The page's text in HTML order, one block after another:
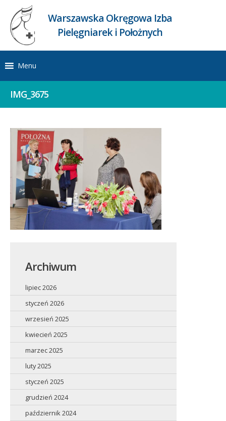
Warszawska Okręgowa Izba
Pielęgniarek i Położnych
Menu
IMG_3675
Archiwum
lipiec 2026
styczeń 2026
wrzesień 2025
kwiecień 2025
marzec 2025
luty 2025
styczeń 2025
grudzień 2024
październik 2024